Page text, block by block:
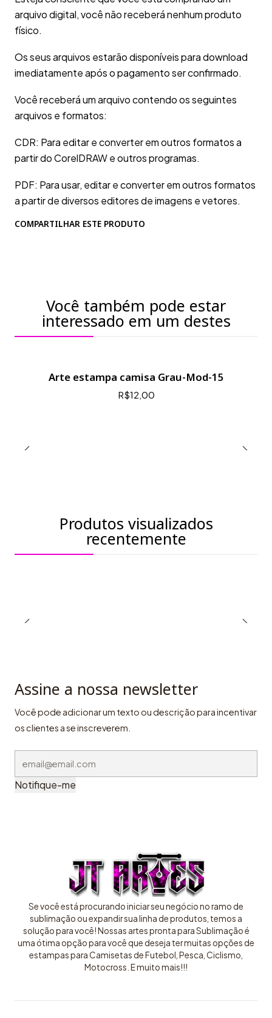
arquivo digital, você não receberá nenhum produto
físico.
Os seus arquivos estarão disponíveis para download
imediatamente após o pagamento ser confirmado.
Você receberá um arquivo contendo os seguintes
arquivos e formatos:
CDR: Para editar e converter em outros formatos a
partir do CorelDRAW e outros programas.
PDF: Para usar, editar e converter em outros formatos
a partir de diversos editores de imagens e vetores.
COMPARTILHAR ESTE PRODUTO
Você também pode estar
interessado em um destes
Arte estampa camisa Grau-Mod-15
R$12,00
Produtos visualizados
recentemente
Assine a nossa newsletter
Você pode adicionar um texto ou descrição para incentivar
os clientes a se inscreverem.
Notifique-me
Se você está procurando iniciar seu negócio no ramo de
sublimação ou expandir sua linha de produtos, temos a
solução para você! Nossas artes pronta para Sublimação é
uma ótima opção para você que deseja ter muitas opções de
estampas para Camisetas de Futebol, Pesca, Ciclismo,
Motocross. E muito mais!!!